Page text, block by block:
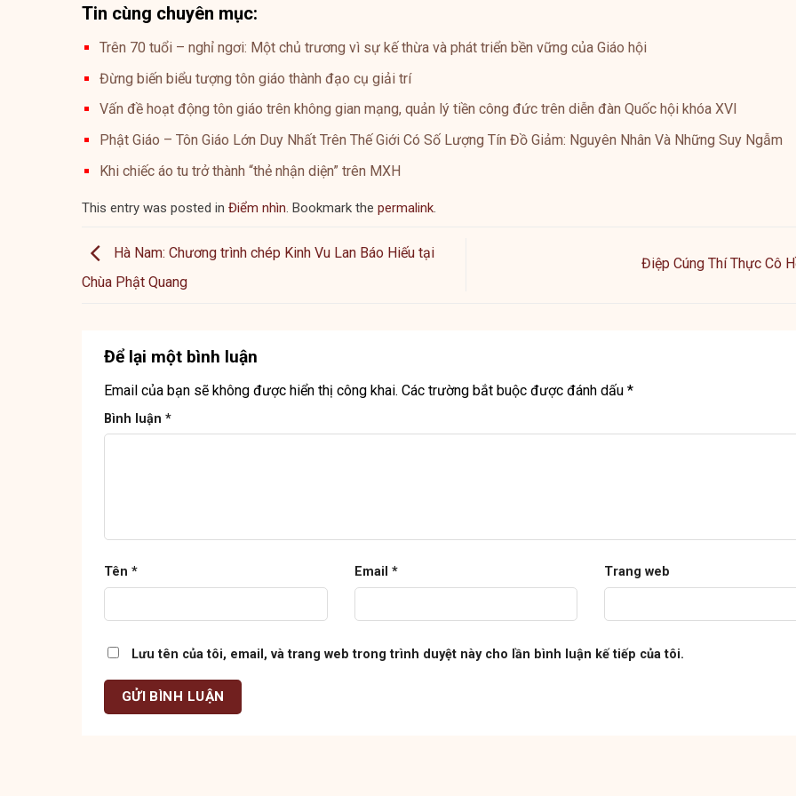
Tin cùng chuyên mục:
Trên 70 tuổi – nghỉ ngơi: Một chủ trương vì sự kế thừa và phát triển bền vững của Giáo hội
Đừng biến biểu tượng tôn giáo thành đạo cụ giải trí
Vấn đề hoạt động tôn giáo trên không gian mạng, quản lý tiền công đức trên diễn đàn Quốc hội khóa XVI
Phật Giáo – Tôn Giáo Lớn Duy Nhất Trên Thế Giới Có Số Lượng Tín Đồ Giảm: Nguyên Nhân Và Những Suy Ngẫm
Khi chiếc áo tu trở thành “thẻ nhận diện” trên MXH
This entry was posted in Điểm nhìn . Bookmark the permalink
Hà Nam: Chương trình chép Kinh Vu Lan Báo Hiếu tại
Chùa Phật Quang
Điệp Cúng Thí Thực Cô
Để lại một bình luận
Email của bạn sẽ không được hiển thị công khai. Các trường bắt buộc được đánh dấu *
Bình luận *
Tên * Email * Trang web
Lưu tên của tôi, email, và trang web trong trình duyệt này cho lần bình luận kế tiếp của tôi.